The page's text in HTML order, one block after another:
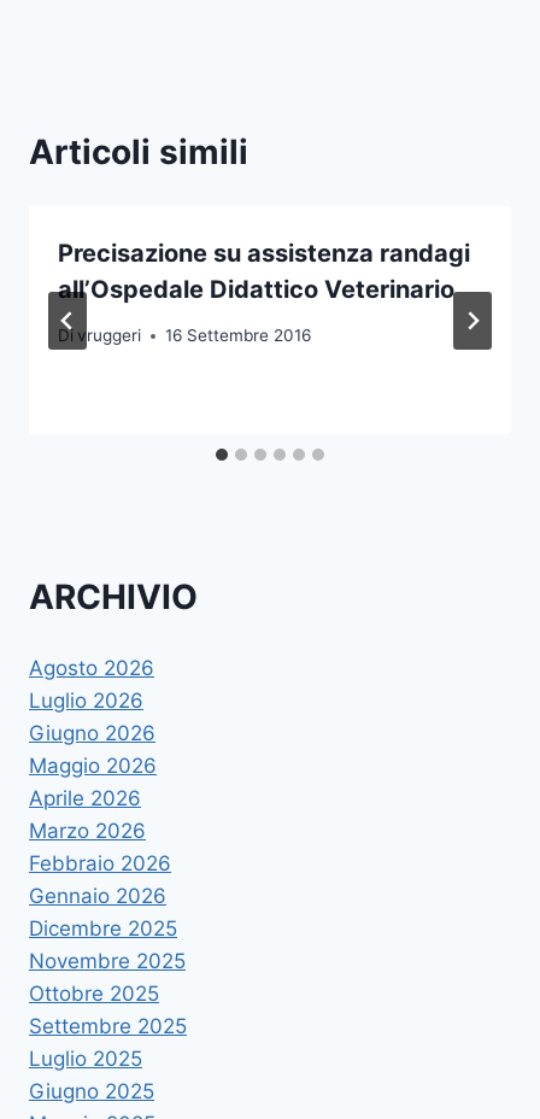
Articoli simili
Precisazione su assistenza randagi
all’Ospedale Didattico Veterinario
Di vruggeri 16 Settembre 2016
ARCHIVIO
Agosto 2026
Luglio 2026
Giugno 2026
Maggio 2026
Aprile 2026
Marzo 2026
Febbraio 2026
Gennaio 2026
Dicembre 2025
Novembre 2025
Ottobre 2025
Settembre 2025
Luglio 2025
Giugno 2025